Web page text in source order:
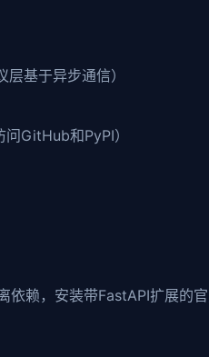
基于异步通信）
GitHub和PyPI）
依赖，安装带FastAPI扩展的